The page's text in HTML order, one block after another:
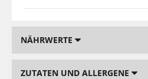
NÄHRWERTE
ZUTATEN UND ALLERGENE